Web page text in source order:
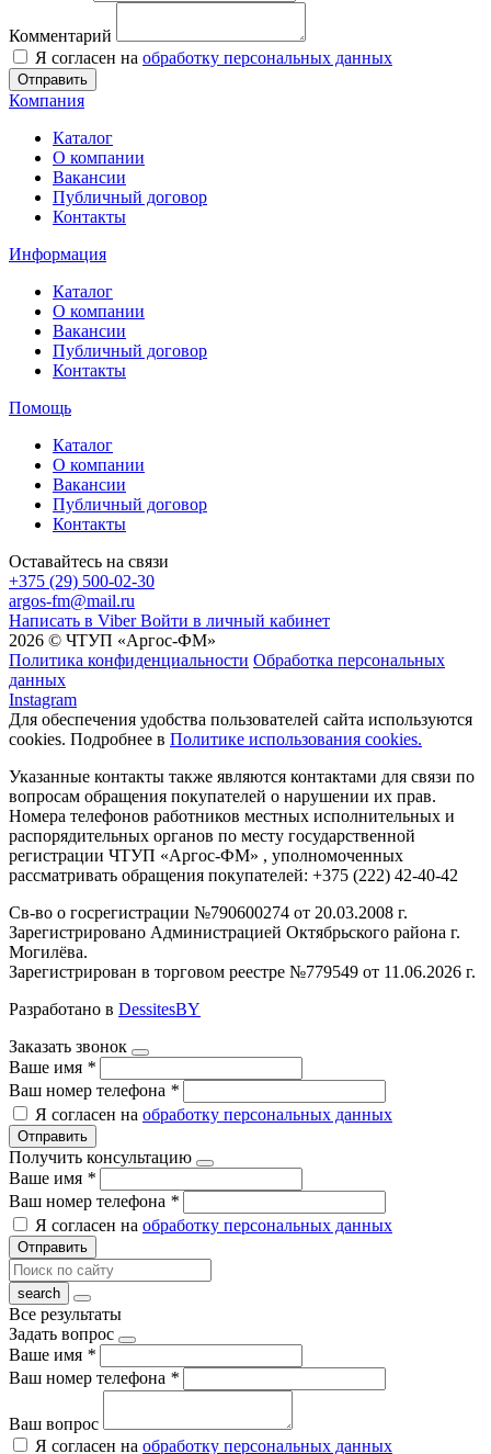
Комментарий
Я согласен на обработку персональных данных
Отправить
Компания
Каталог
О компании
Вакансии
Публичный договор
Контакты
Информация
Каталог
О компании
Вакансии
Публичный договор
Контакты
Помощь
Каталог
О компании
Вакансии
Публичный договор
Контакты
Оставайтесь на связи
+375 (29) 500-02-30
argos-fm@mail.ru
Написать в Viber Войти в личный кабинет
2026 © ЧТУП «Аргос-ФМ»
Политика конфиденциальности Обработка персональных
данных
Instagram
Для обеспечения удобства пользователей сайта используются
cookies. Подробнее в Политике использования cookies.
Указанные контакты также являются контактами для связи по
вопросам обращения покупателей о нарушении их прав.
Номера телефонов работников местных исполнительных и
распорядительных органов по месту государственной
регистрации ЧТУП «Аргос-ФМ» , уполномоченных
рассматривать обращения покупателей: +375 (222) 42-40-42
Св-во о госрегистрации №790600274 от 20.03.2008 г.
Зарегистрировано Администрацией Октябрьского района г.
Могилёва.
Зарегистрирован в торговом реестре №779549 от 11.06.2026 г.
Разработано в DessitesBY
Заказать звонок
Ваше имя *
Ваш номер телефона *
Я согласен на обработку персональных данных
Отправить
Получить консультацию
Ваше имя *
Ваш номер телефона *
Я согласен на обработку персональных данных
Отправить
Все результаты
Задать вопрос
Ваше имя *
Ваш номер телефона *
Ваш вопрос
Я согласен на обработку персональных данных